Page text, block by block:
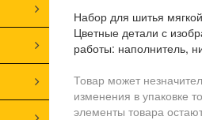
Набор для шитья
Цветные детали с
работы: наполнитель,
Товар может
изменения в упаковке
элементы товара